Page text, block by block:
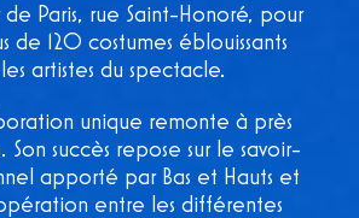
Paris, rue Saint-Honoré, pour
de 120 costumes éblouissants
artistes du spectacle.
unique remonte à près
succès repose sur le savoir-
apporté par Bas et Hauts et
entre les différentes